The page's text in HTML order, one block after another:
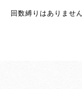
回数縛りはありませ